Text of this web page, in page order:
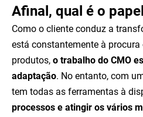
Afinal, qual é o
Como o cliente conduz a
está constantemente à procura
produtos, o trabalho do CMO
adaptação. No entanto, com
tem todas as ferramentas à
processos e atingir os vários